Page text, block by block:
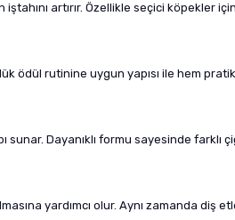
artırır. Özellikle seçici köpekler
ödül rutinine uygun yapısı ile hem
Dayanıklı formu sayesinde farklı
yardımcı olur. Aynı zamanda diş